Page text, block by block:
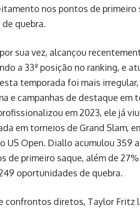
nos pontos de primeiro
quebra.
sua vez, alcançou
a 33ª posição no ranking, e
temporada foi mais
e campanhas de destaque em
em 2023, ele já
em torneios de Grand Slam,
US Open. Diallo acumulou
de primeiro saque, além de
oportunidades de quebra.
confrontos diretos, Taylor Fritz